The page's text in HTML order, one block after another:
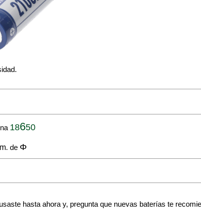
18650
. de Φ
hasta ahora y, pregunta que nuevas baterías te